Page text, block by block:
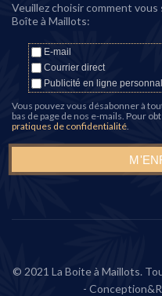
Veuillez choisir comment
Boîte à Maillots:
E-mail
Courrier direct
Publicité en ligne
Vous pouvez vous désabonner à
bas de page de nos e-mails. Pour
pratiques de confidentialité.
© 2021 La Boite à Maillots.
-